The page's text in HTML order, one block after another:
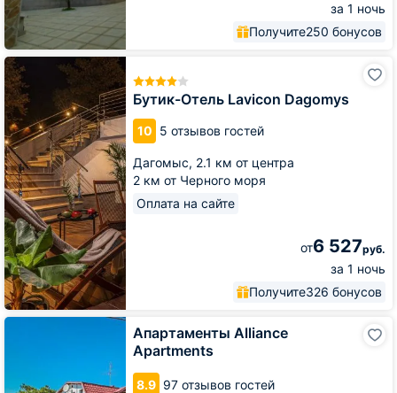
за 1 ночь
Получите250 бонусов
Бутик-Отель Lavicon Dagomys
10 5 отзывов гостей
Дагомыс, 2.1 км от центра
2 км от Черного моря
Оплата на сайте
от6 527руб.
за 1 ночь
Получите326 бонусов
Бутик-
Отель
Lavicon
Dagomys
Апартаменты Alliance
Apartments
8.9 97 отзывов гостей
Апартаменты